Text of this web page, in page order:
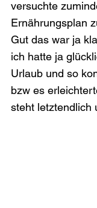
versuchte
Ernährungsplan
Gut das war ja
ich hatte ja
Urlaub und so
bzw es
steht letztendlich